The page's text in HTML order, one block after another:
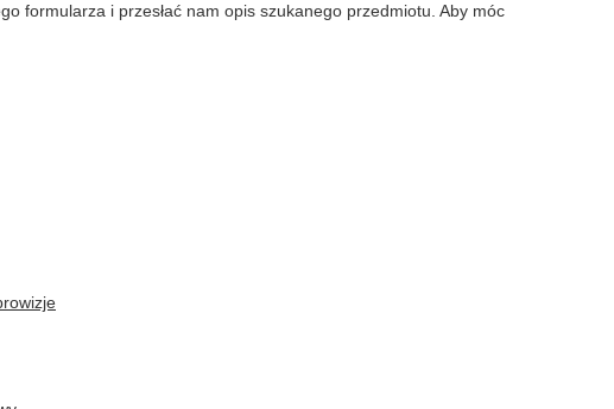
formularza i przesłać nam opis szukanego przedmiotu. Aby móc